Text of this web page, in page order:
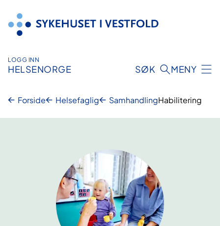
innhold
LOGG INN
HELSENORGE SØK MENY
Forside Helsefaglig SamhandlingHabilitering